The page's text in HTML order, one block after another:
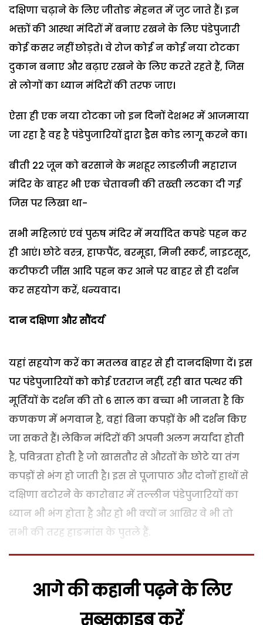
दक्षिणा चढ़ाने के लिए जीतोङ मेहनत में जुट जाते हैं। इन
भक्तों की आस्था मंदिरों में बनाए रखने के लिए पंडेपुजारी
कोई कसर नहीं छोड़ते। वे रोज कोई न कोई नया टोटका
दुकान बनाए और बढ़ाए रखने के लिए करते रहते हैं, जिस
से लोगों का ध्यान मंदिरों की तरफ जाए।
ऐसा ही एक नया टोटका जो इन दिनों देशभर में आजमाया
जा रहा है वह है पंडेपुजारियों द्वारा ड्रैस कोड लागू करने का।
बीती 22 जून को बरसाने के मशहूर लाडलीजी महाराज
मंदिर के बाहर भी एक चेतावनी की तख्ती लटका दी गई
जिस पर लिखा था-
सभी महिलाएं एवं पुरुष मंदिर में मर्यादित कपङे पहन कर
ही आएं। छोटे वस्त्र, हाफपैंट, बरमूडा, मिनी स्कर्ट, नाइटसूट,
कटीफटी जींस आदि पहन कर आने पर बाहर से ही दर्शन
कर सहयोग करें, धन्यवाद।
दान दक्षिणा और सौंदर्य
यहां सहयोग करें का मतलब बाहर से ही दानदक्षिणा दें। इस
पर पंडेपुजारियों को कोई एतराज नहीं, रही बात पत्थर की
मूर्तियों के दर्शन की तो 6 साल का बच्चा भी जानता है कि
कणकण में भगवान है, वहां बिना कपड़ों के भी दर्शन किए
जा सकते हैं। लेकिन मंदिरों की अपनी अलग मर्यादा होती
है, पवित्रता होती है जो खासतौर से औरतों के छोटे या तंग
कपड़ों से भंग हो जाती है। इस से पूजापाठ और दोनों हाथों से
दक्षिणा बटोरने के कारोबार में तल्लीन पंडेपुजारियों का
ध्यान भी भंग होता है और हो भी क्यों न आखिर वे भी तो
सभी की तरह हाङमांस के पुतले हैं.
आगे की कहानी पढ़ने के लिए
सब्सक्राइब करें